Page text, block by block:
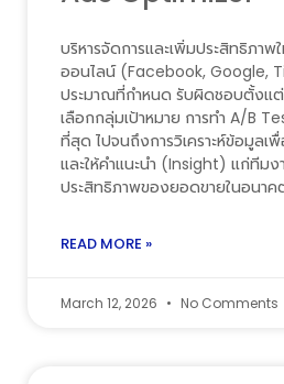
บริหารจัดการและเพิ่มประสิทธิภา
ออนไลน์ (Facebook, Google,
ประมาณที่กำหนด รับผิดชอบตั้งแ
เลือกกลุ่มเป้าหมาย การทำ A/B
ที่สุด ไปจนถึงการวิเคราะห์ข้อมูลเ
และให้คำแนะนำ (Insight) แก่ทีม
ประสิทธิภาพของยอดขายในอนาค
READ MORE »
March 12, 2026 No Comments